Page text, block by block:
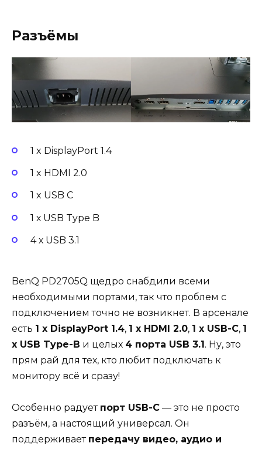
Разъёмы
1 x DisplayPort 1.4
1 x HDMI 2.0
1 x USB C
1 х USB Type B
4 х USB 3.1
BenQ PD2705Q щедро снабдили всеми
необходимыми портами, так что проблем с
подключением точно не возникнет. В арсенале
есть 1 x DisplayPort 1.4, 1 x HDMI 2.0, 1 x USB-C, 1
x USB Type-B и целых 4 порта USB 3.1. Ну, это
прям рай для тех, кто любит подключать к
монитору всё и сразу!
Особенно радует порт USB-C — это не просто
разъём, а настоящий универсал. Он
поддерживает передачу видео, аудио и